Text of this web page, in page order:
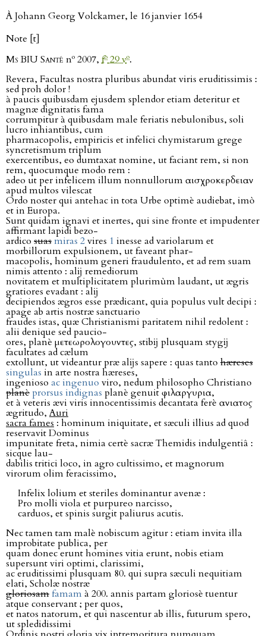
À Johann Georg Volckamer, le 16 janvier 1654
Note [t]
Ms BIU Santé no 2007, fo29 vo.
Revera, Facultas nostra pluribus abundat viris eruditissimis :
sed proh dolor !
à paucis quibusdam ejusdem splendor etiam deteritur et
magnæ dignitatis fama
corrumpitur à quibusdam male feriatis nebulonibus, soli
lucro inhiantibus, cum
pharmacopolis, empiricis et infelici chymistarum grege
syncretismum triplum
exercentibus, eo dumtaxat nomine, ut faciant rem, si non
rem, quocumque modo rem :
adeo ut per infelicem illum nonnullorum αισχροκερδειαν
apud multos vilescat
Ordo noster qui antehac in tota Urbe optimè audiebat, imò
et in Europa.
Sunt quidam ignavi et inertes, qui sine fronte et impudenter
affirmant lapidi bezo-
ardico suasmiras 2vires 1 inesse ad variolarum et
morbillorum expulsionem, ut faveant phar-
macopolis, hominum generi fraudulento, et ad rem suam
nimis attento : alĳ remediorum
novitatem et multiplicitatem plurimùm laudant, ut ægris
gratiores evadant : alĳ
decipiendos ægros esse prædicant, quia populus vult decipi :
apage ab artis nostræ sanctuario
fraudes istas, quæ Christianismi paritatem nihil redolent :
alii denique sed paucio-
ores, planè μετεωρολογουντες, stibĳ plusquam stygĳ
facultates ad cælum
extollunt, ut videantur præ alĳs sapere : quas tanto hæreses
singulas in arte nostra hæreses,
ingenioso ac ingenuo viro, nedum philosopho Christiano
planèprorsus indignas planè genuit φιλαργυρια,
et à veteris ævi viris innocentissimis decantata ferè ανιατος
ægritudo,Auri
sacra fames : hominum iniquitate, et sæculi illius ad quod
reservavit Dominus
impunitate freta, nimia certè sacræ Themidis indulgentiâ :
sicque lau-
dabilis tritici loco, in agro cultissimo, et magnorum
virorum olim feracissimo,
Infelix lolium et steriles dominantur avenæ :
Pro molli viola et purpureo narcisso,
carduos, et spinis surgit paliurus acutis.
Nec tamen tam malè nobiscum agitur : etiam invita illa
improbitate publica, per
quam donec erunt homines vitia erunt, nobis etiam
supersunt viri optimi, clarissimi,
ac eruditissimi plusquam 80. qui supra sæculi nequitiam
elati, Scholæ nostræ
gloriosamfamamà 200. annis partam gloriosè tuentur
atque conservant ; per quos,
et natos natorum, et qui nascentur ab illis, futurum spero,
ut spledidissimi